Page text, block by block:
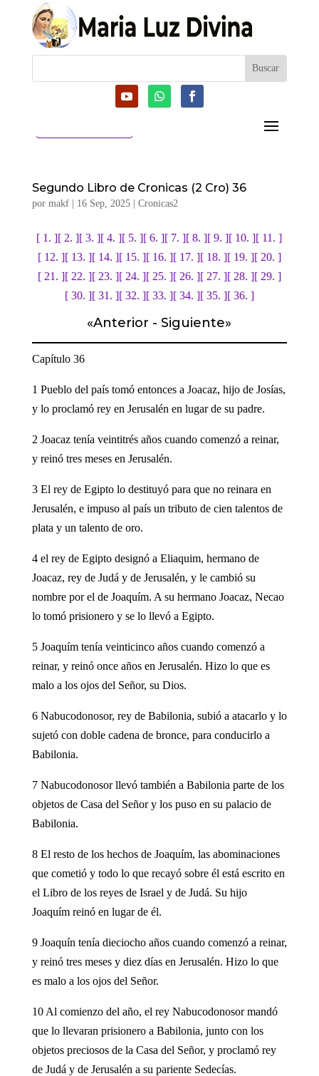
Segundo Libro de Cronicas (2 Cro) 36
por makf| 16 Sep, 2025| Cronicas2
[ 1. ][ 2. ][ 3. ][ 4. ][ 5. ][ 6. ][ 7. ][ 8. ][ 9. ][ 10. ][ 11. ]
[ 12. ][ 13. ][ 14. ][ 15. ][ 16. ][ 17. ][ 18. ][ 19. ][ 20. ]
[ 21. ][ 22. ][ 23. ][ 24. ][ 25. ][ 26. ][ 27. ][ 28. ][ 29. ]
[ 30. ][ 31. ][ 32. ][ 33. ][ 34. ][ 35. ][ 36. ]
«Anterior -Siguiente»
Capítulo 36
1 Pueblo del país tomó entonces a Joacaz, hijo de Josías,
y lo proclamó rey en Jerusalén en lugar de su padre.
2 Joacaz tenía veintitrés años cuando comenzó a reinar,
y reinó tres meses en Jerusalén.
3 El rey de Egipto lo destituyó para que no reinara en
Jerusalén, e impuso al país un tributo de cien talentos de
plata y un talento de oro.
4 el rey de Egipto designó a Eliaquim, hermano de
Joacaz, rey de Judá y de Jerusalén, y le cambió su
nombre por el de Joaquím. A su hermano Joacaz, Necao
lo tomó prisionero y se lo llevó a Egipto.
5 Joaquím tenía veinticinco años cuando comenzó a
reinar, y reinó once años en Jerusalén. Hizo lo que es
malo a los ojos del Señor, su Dios.
6 Nabucodonosor, rey de Babilonia, subió a atacarlo y lo
sujetó con doble cadena de bronce, para conducirlo a
Babilonia.
7 Nabucodonosor llevó también a Babilonia parte de los
objetos de Casa del Señor y los puso en su palacio de
Babilonia.
8 El resto de los hechos de Joaquím, las abominaciones
que cometió y todo lo que recayó sobre él está escrito en
el Libro de los reyes de Israel y de Judá. Su hijo
Joaquím reinó en lugar de él.
9 Joaquín tenía dieciocho años cuando comenzó a reinar,
y reinó tres meses y diez días en Jerusalén. Hizo lo que
es malo a los ojos del Señor.
10 Al comienzo del año, el rey Nabucodonosor mandó
que lo llevaran prisionero a Babilonia, junto con los
objetos preciosos de la Casa del Señor, y proclamó rey
de Judá y de Jerusalén a su pariente Sedecías.